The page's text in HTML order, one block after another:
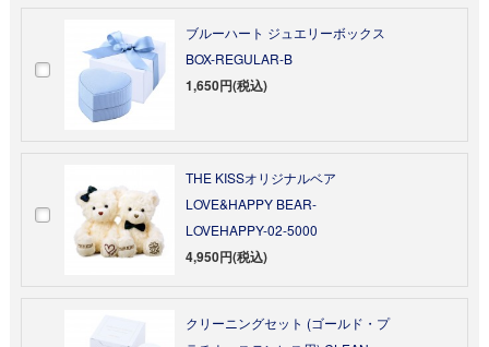
ブルーハート ジュエリーボックス
BOX-REGULAR-B
1,650円(税込)
THE KISSオリジナルベア
LOVE&HAPPY BEAR-
LOVEHAPPY-02-5000
4,950円(税込)
クリーニングセット (ゴールド・プ